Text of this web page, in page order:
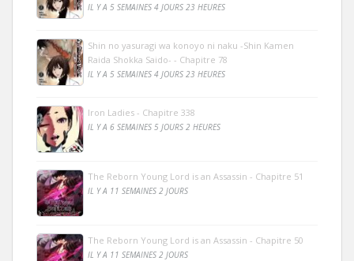
IL Y A 5 SEMAINES 4 JOURS 23 HEURES
Shin no yasuragi wa konoyo ni naku -Shin Kamen
Raida Shokka Saido- - Chapitre 78
IL Y A 5 SEMAINES 4 JOURS 23 HEURES
Iron Ladies - Chapitre 338
IL Y A 6 SEMAINES 5 JOURS 2 HEURES
The Reborn Young Lord is an Assassin - Chapitre 51
IL Y A 11 SEMAINES 2 JOURS
The Reborn Young Lord is an Assassin - Chapitre 50
IL Y A 11 SEMAINES 2 JOURS